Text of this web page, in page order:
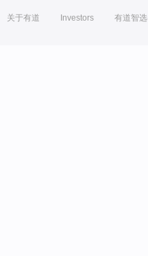
关于有道 Investors 有道智选